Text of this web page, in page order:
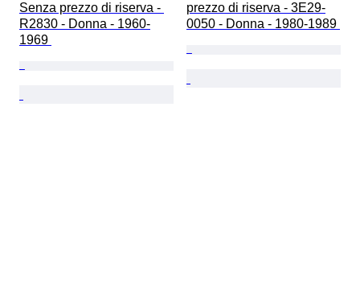
Senza prezzo di riserva -
R2830 - Donna - 1960-
1969
prezzo di riserva - 3E29-
0050 - Donna - 1980-1989